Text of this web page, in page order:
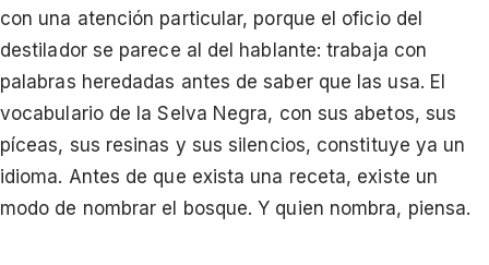
con una atención particular, porque el oficio del
destilador se parece al del hablante: trabaja con
palabras heredadas antes de saber que las usa. El
vocabulario de la Selva Negra, con sus abetos, sus
píceas, sus resinas y sus silencios, constituye ya un
idioma. Antes de que exista una receta, existe un
modo de nombrar el bosque. Y quien nombra, piensa.